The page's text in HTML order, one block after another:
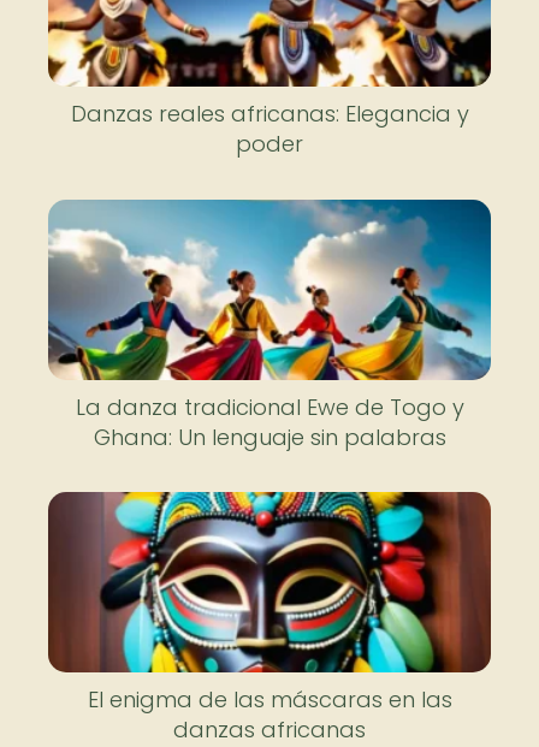
Danzas reales africanas: Elegancia y
poder
La danza tradicional Ewe de Togo y
Ghana: Un lenguaje sin palabras
El enigma de las máscaras en las
danzas africanas